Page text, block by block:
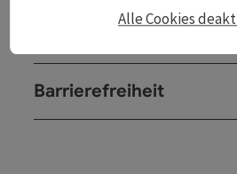
Barrierefreiheit
Alle Cookies